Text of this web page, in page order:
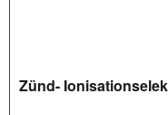
Zünd-